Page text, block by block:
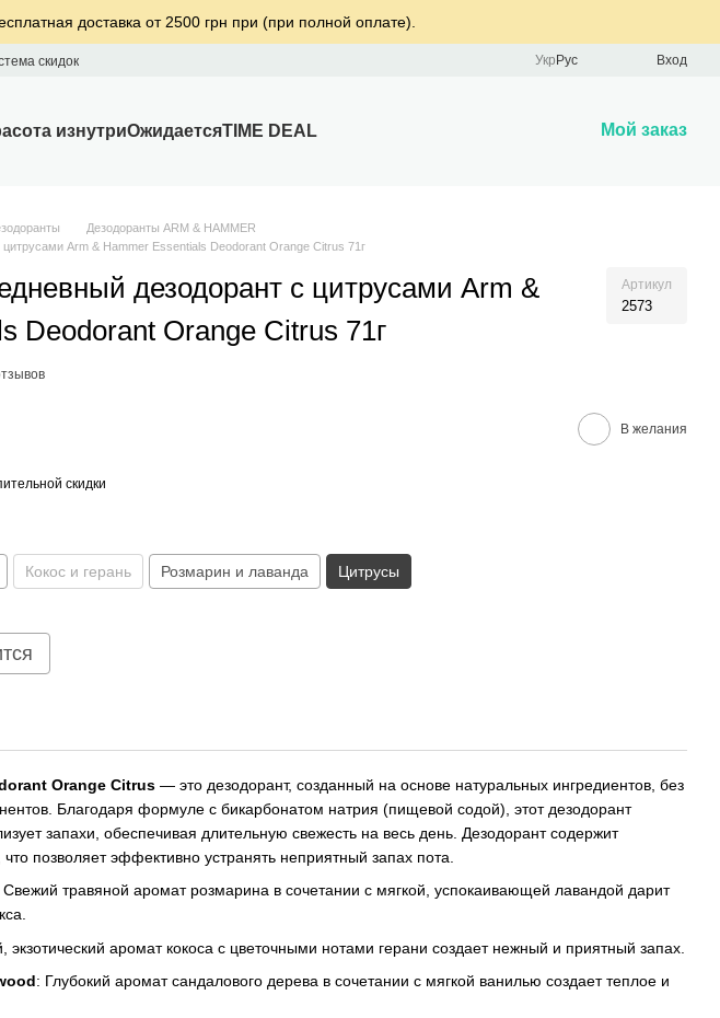
доставка от 2500 грн при (при полной оплате).
скидок Укр Рус Вход
изнутриОжидаетсяTIME DEAL Мой заказ
Дезодоранты ARM & HAMMER
Arm & Hammer Essentials Deodorant Orange Citrus 71г
дезодорант с цитрусами Arm &
Deodorant Orange Citrus 71г
Артикул
2573
В желания
скидки
Кокос и герань Розмарин и лаванда Цитрусы
Orange Citrus — это дезодорант, созданный на основе натуральных ингредиентов, без
Благодаря формуле с бикарбонатом натрия (пищевой содой), этот дезодорант
запахи, обеспечивая длительную свежесть на весь день. Дезодорант содержит
позволяет эффективно устранять неприятный запах пота.
Свежий травяной аромат розмарина в сочетании с мягкой, успокаивающей лавандой дарит
экзотический аромат кокоса с цветочными нотами герани создает нежный и приятный запах.
: Глубокий аромат сандалового дерева в сочетании с мягкой ванилью создает теплое и